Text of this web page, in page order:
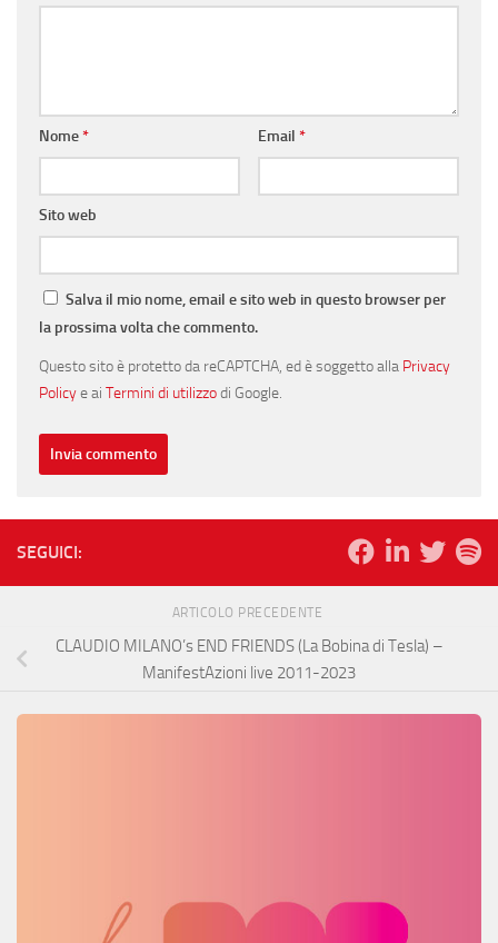
Nome* Email *
Sito web
Salva il mio nome, email e sito web in questo browser per
la prossima volta che commento.
Questo sito è protetto da reCAPTCHA, ed è soggetto alla Privacy
Policye ai Termini di utilizzodi Google.
SEGUICI:
ARTICOLO PRECEDENTE
CLAUDIO MILANO’s END FRIENDS (La Bobina di Tesla) –
ManifestAzioni live 2011​-​2023